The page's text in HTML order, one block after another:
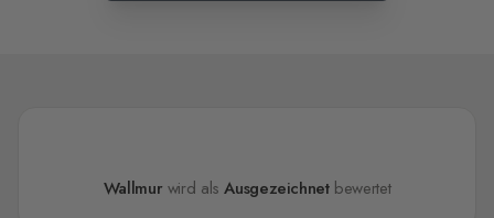
Wallmur wird alsAusgezeichnetbewertet